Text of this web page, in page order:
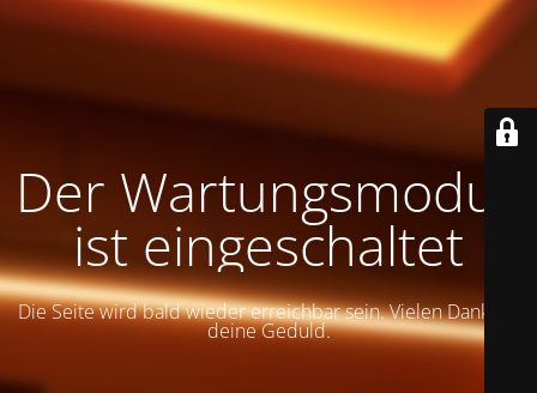
Der Wartungsmodus
ist eingeschaltet
Die Seite wird bald wieder erreichbar sein. Vielen Dank für
deine Geduld.